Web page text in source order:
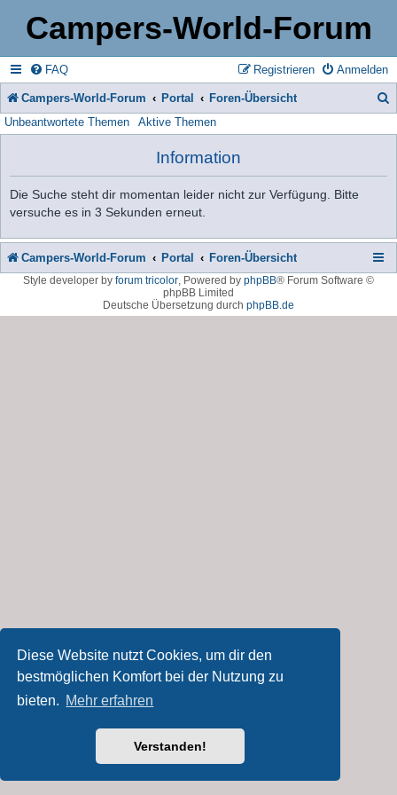
Diese Website nutzt Cookies, um dir den
bestmöglichen Komfort bei der Nutzung zu
bieten. Mehr erfahren
Verstanden!
Campers-World-Forum
FAQ Anmelden
Registrieren
Campers-World-Forum Portal Foren-Übersicht
Unbeantwortete Themen Aktive Themen
Information
Die Suche steht dir momentan leider nicht zur Verfügung. Bitte
versuche es in 3 Sekunden erneut.
Campers-World-Forum Portal Foren-Übersicht
Style developer by forum tricolor, Powered by phpBB® Forum Software ©
phpBB Limited
Deutsche Übersetzung durch phpBB.de